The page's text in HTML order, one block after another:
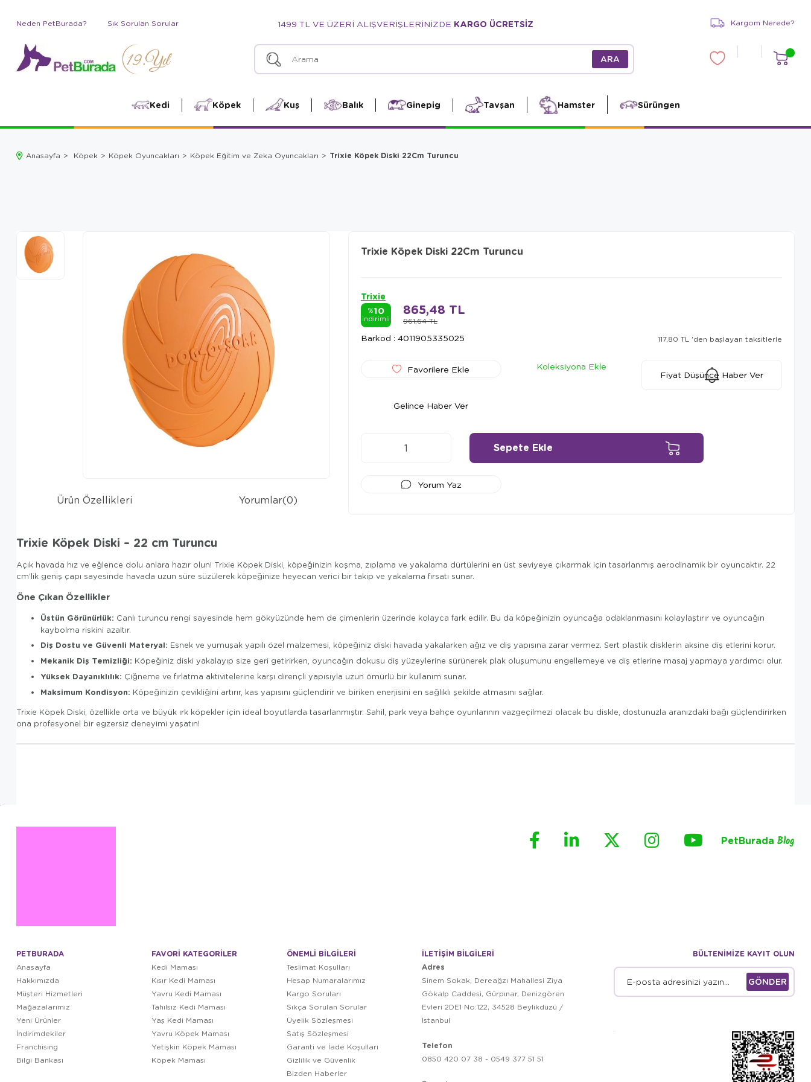
Neden PetBurada? Sık Sorulan Sorular 1499 TL VE ÜZERİ ALIŞVERİŞLERİNİZDE KARGO ÜCRETSİZ Kargom Nerede?
Kedi Köpek Kuş Balık Ginepig Tavşan Hamster Sürüngen
Anasayfa Köpek Köpek Oyuncakları Köpek Eğitim ve Zeka Oyuncakları Trixie Köpek Diski 22Cm Turuncu
Trixie Köpek Diski 22Cm Turuncu
Trixie
%10
indirimli 961,64 TL
865,48 TL
Barkod : 4011905335025 117,80 TL 'den başlayan taksitlerle
Favorilere Ekle
Koleksiyona Ekle
Fiyat Düşünce Haber Ver
Gelince Haber Ver
Yorum Yaz
Ürün Özellikleri Yorumlar(0)
Trixie Köpek Diski – 22 cm Turuncu
Açık havada hız ve eğlence dolu anlara hazır olun! Trixie Köpek Diski, köpeğinizin koşma, zıplama ve yakalama dürtülerini en üst seviyeye çıkarmak için tasarlanmış aerodinamik bir oyuncaktır. 22
cm’lik geniş çapı sayesinde havada uzun süre süzülerek köpeğinize heyecan verici bir takip ve yakalama fırsatı sunar.
Öne Çıkan Özellikler
Üstün Görünürlük: Canlı turuncu rengi sayesinde hem gökyüzünde hem de çimenlerin üzerinde kolayca fark edilir. Bu da köpeğinizin oyuncağa odaklanmasını kolaylaştırır ve oyuncağın
kaybolma riskini azaltır.
Diş Dostu ve Güvenli Materyal: Esnek ve yumuşak yapılı özel malzemesi, köpeğiniz diski havada yakalarken ağız ve diş yapısına zarar vermez. Sert plastik disklerin aksine diş etlerini korur.
Mekanik Diş Temizliği: Köpeğiniz diski yakalayıp size geri getirirken, oyuncağın dokusu diş yüzeylerine sürünerek plak oluşumunu engellemeye ve diş etlerine masaj yapmaya yardımcı olur.
Yüksek Dayanıklılık: Çiğneme ve fırlatma aktivitelerine karşı dirençli yapısıyla uzun ömürlü bir kullanım sunar.
Maksimum Kondisyon: Köpeğinizin çevikliğini artırır, kas yapısını güçlendirir ve biriken enerjisini en sağlıklı şekilde atmasını sağlar.
Trixie Köpek Diski, özellikle orta ve büyük ırk köpekler için ideal boyutlarda tasarlanmıştır. Sahil, park veya bahçe oyunlarının vazgeçilmezi olacak bu diskle, dostunuzla aranızdaki bağı güçlendirirken
ona profesyonel bir egzersiz deneyimi yaşatın!
PetBurada Blog
PETBURADA
Anasayfa
Hakkımızda
Müşteri Hizmetleri
Mağazalarımız
Yeni Ürünler
İndirimdekiler
Franchising
Bilgi Bankası
FAVORİ KATEGORİLER
Kedi Maması
Kısır Kedi Maması
Yavru Kedi Maması
Tahılsız Kedi Maması
Yaş Kedi Maması
Yavru Köpek Maması
Yetişkin Köpek Maması
Köpek Maması
ÖNEMLİ BİLGİLERİ
Teslimat Koşulları
Hesap Numaralarımız
Kargo Soruları
Sıkça Sorulan Sorular
Üyelik Sözleşmesi
Satış Sözleşmesi
Garanti ve İade Koşulları
Gizlilik ve Güvenlik
Bizden Haberler
İLETİŞİM BİLGİLERİ
Adres
Sinem Sokak, Dereağzı Mahallesi Ziya
Gökalp Caddesi, Gürpınar, Denizgören
Evleri 2DE1 No:122, 34528 Beylikdüzü /
İstanbul
Telefon
0850 420 07 38 - 0549 377 51 51
BÜLTENİMİZE KAYIT OLUN
GÖNDER